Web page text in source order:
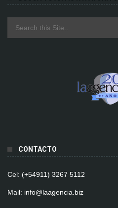
CONTACTO
Cel: (+54911) 3267 5112
Mail: info@laagencia.biz